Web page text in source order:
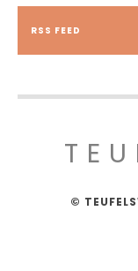
RSS FEED
©